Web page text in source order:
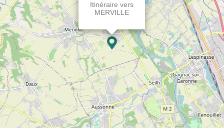
Itinéraire vers
MERVILLE